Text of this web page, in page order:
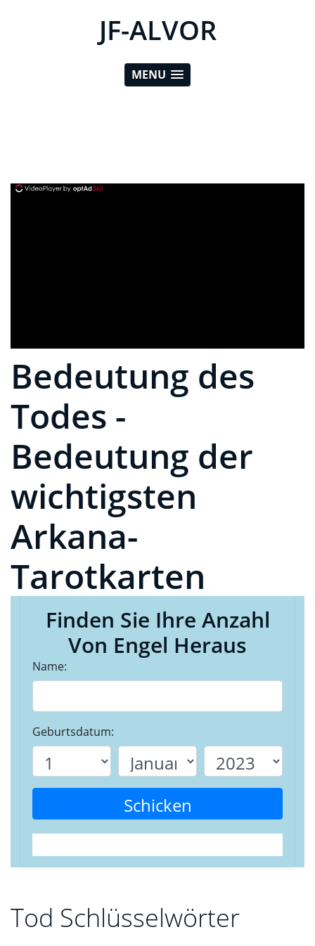
JF-ALVOR
MENU
Bedeutung des
Todes -
Bedeutung der
wichtigsten
Arkana-
Tarotkarten
Finden Sie Ihre Anzahl
Von Engel Heraus
Name:
Geburtsdatum:
Schicken
Tod Schlüsselwörter